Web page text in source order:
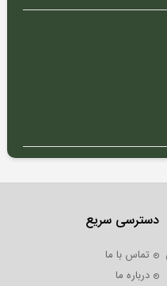
دسترسی سریع
تماس با ما
درباره ما